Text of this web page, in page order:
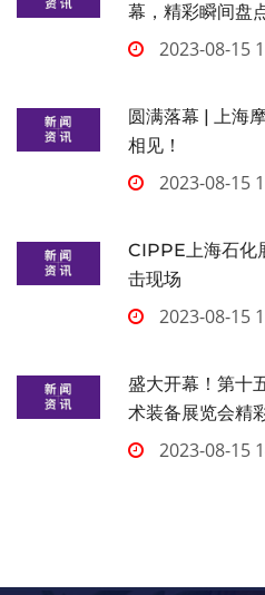
幕，精彩瞬间盘
2023-08-15
圆满落幕 | 上海
相见！
2023-08-15
CIPPE上海石化
击现场
2023-08-15
盛大开幕！第十
术装备展览会精
2023-08-15